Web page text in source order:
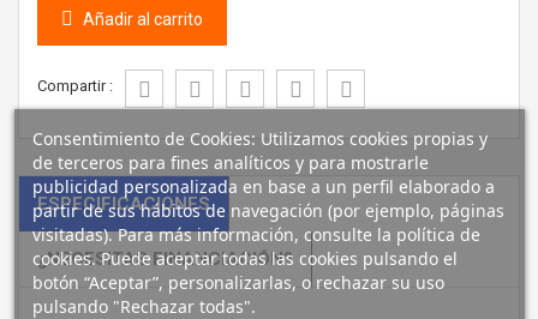
Añadir al carrito
Compartir :
ESPECIFICACIONES
¿NECESITAS FINANCIACIÓN?
Consentimiento de Cookies: Utilizamos cookies propias y
de terceros para fines analíticos y para mostrarle
publicidad personalizada en base a un perfil elaborado a
partir de sus hábitos de navegación (por ejemplo, páginas
visitadas). Para más información, consulte la política de
cookies. Puede aceptar todas las cookies pulsando el
botón “Aceptar”, personalizarlas, o rechazar su uso
pulsando "Rechazar todas".